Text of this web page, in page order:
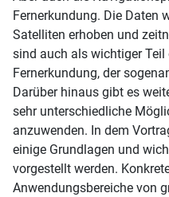
Fernerkundung. Die Daten
Satelliten erhoben und
sind auch als wichtiger Teil
Fernerkundung, der
Darüber hinaus gibt es
sehr unterschiedliche
anzuwenden. In dem
einige Grundlagen und
vorgestellt werden.
Anwendungsbereiche von